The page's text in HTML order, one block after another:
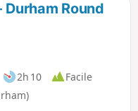
p
Durham Round
2h 10
Facile